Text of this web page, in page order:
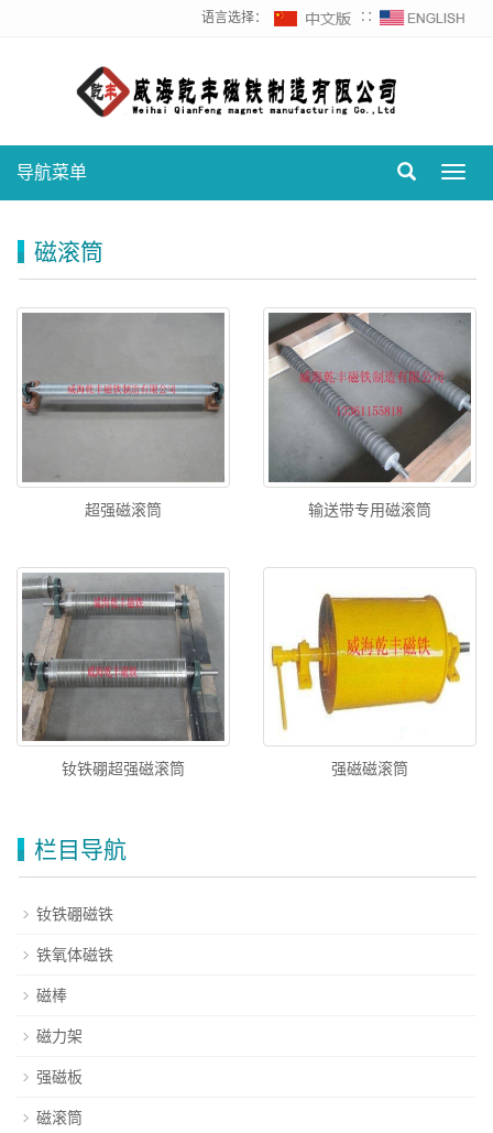
语言选择： ∷
导航菜单
磁滚筒
超强磁滚筒 输送带专用磁滚筒
钕铁硼超强磁滚筒 强磁磁滚筒
栏目导航
钕铁硼磁铁
铁氧体磁铁
磁棒
磁力架
强磁板
磁滚筒